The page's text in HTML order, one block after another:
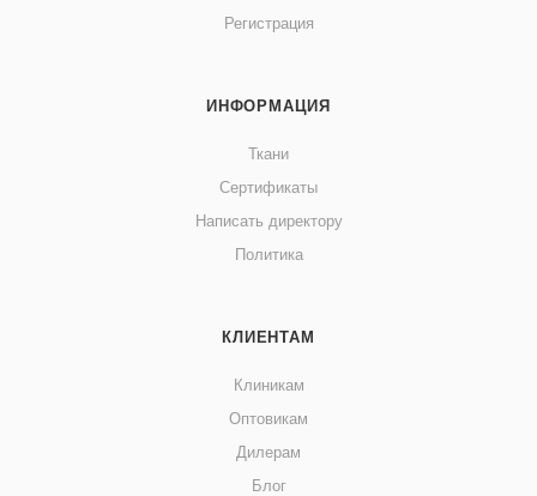
Регистрация
ИНФОРМАЦИЯ
Ткани
Сертификаты
Написать директору
Политика
КЛИЕНТАМ
Клиникам
Оптовикам
Дилерам
Блог